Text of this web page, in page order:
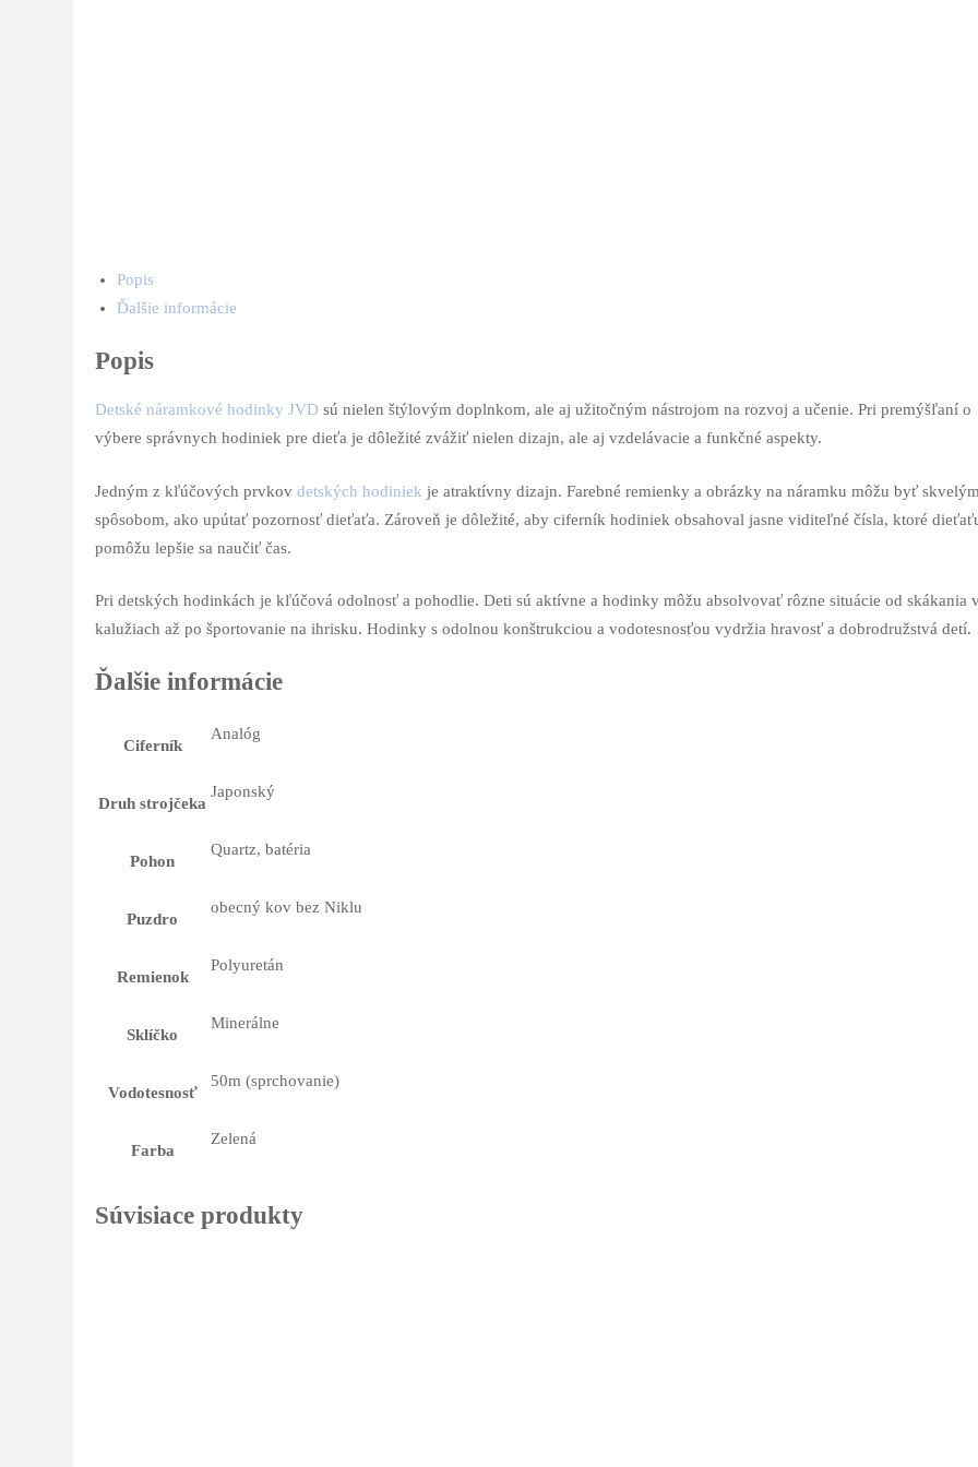
Popis
Ďalšie informácie
Popis
Detské náramkové hodinky JVD sú nielen štýlovým doplnkom, ale aj užitočným nástrojom na rozvoj a učenie. Pri premýšľaní o
výbere správnych hodiniek pre dieťa je dôležité zvážiť nielen dizajn, ale aj vzdelávacie a funkčné aspekty.
Jedným z kľúčových prvkov detských hodiniek je atraktívny dizajn. Farebné remienky a obrázky na náramku môžu byť skvelým
spôsobom, ako upútať pozornosť dieťaťa. Zároveň je dôležité, aby ciferník hodiniek obsahoval jasne viditeľné čísla, ktoré
pomôžu lepšie sa naučiť čas.
Pri detských hodinkách je kľúčová odolnosť a pohodlie. Deti sú aktívne a hodinky môžu absolvovať rôzne situácie od skákania
kalužiach až po športovanie na ihrisku. Hodinky s odolnou konštrukciou a vodotesnosťou vydržia hravosť a dobrodružstvá detí.
Ďalšie informácie
Ciferník
Analóg
Druh strojčeka
Japonský
Pohon
Quartz, batéria
Puzdro
obecný kov bez Niklu
Remienok
Polyuretán
Sklíčko
Minerálne
Vodotesnosť
50m (sprchovanie)
Farba
Zelená
Súvisiace produkty